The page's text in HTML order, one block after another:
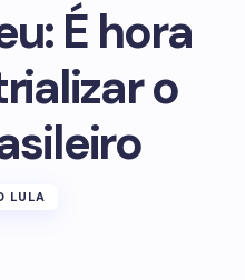
É hora
o
LULA